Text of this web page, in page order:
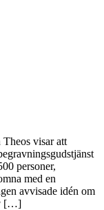
visar att
personer,
med en
avvisade idén om
[…]